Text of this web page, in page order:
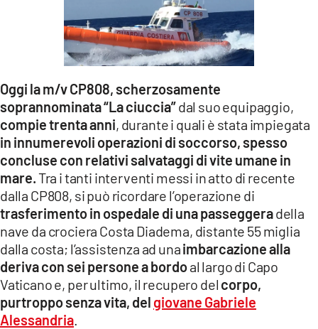
CATANZAROCHANNEL.IT
LACAPITALENEWS.IT
App
ANDROID
APPLE
Oggi la m/v CP808, scherzosamente
soprannominata “La ciuccia”dal suo equipaggio,
compie trenta anni, durante i quali è stata impiegata
in innumerevoli operazioni di soccorso, spesso
concluse con relativi salvataggi di vite umane in
mare.Tra i tanti interventi messi in atto di recente
dalla CP808, si può ricordare l’operazione di
trasferimento in ospedale di una passeggeradella
nave da crociera Costa Diadema, distante 55 miglia
dalla costa; l’assistenza ad unaimbarcazione alla
deriva con sei persone a bordoal largo di Capo
Vaticano e, per ultimo, il recupero del corpo,
purtroppo senza vita, del giovane Gabriele
Alessandria.